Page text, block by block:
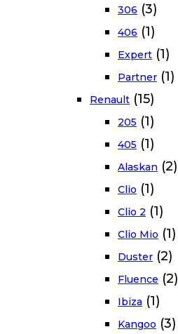
306 (3)
406 (1)
Expert (1)
Partner (1)
Renault (15)
205 (1)
405 (1)
Alaskan (2)
Clio (1)
Clio 2 (1)
Clio Mio (1)
Duster (2)
Fluence (2)
Ibiza (1)
Kangoo (3)